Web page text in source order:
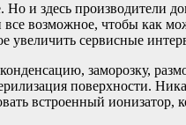
и здесь производители
возможное, чтобы как
увеличить сервисные
заморозку,
поверхности.
встроенный